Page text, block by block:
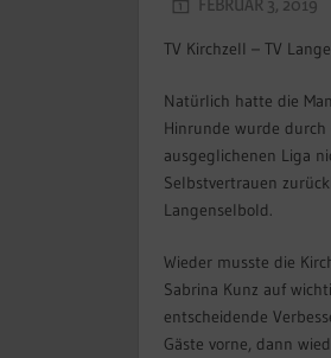
TV Kirchzell – TV
Natürlich hatte die
Hinrunde wurde
ausgeglichenen Liga
Selbstvertrauen
Langenselbold.
Wieder musste die
Sabrina Kunz auf
entscheidende
Gäste vorne, dann